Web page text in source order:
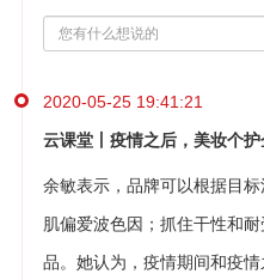
2020-05-25 19:41:21
云课堂丨疫情之后，美妆个
余敏表示，品牌可以根据目
肌偏爱波色因；抓住干性和
品。她认为，疫情期间和疫情